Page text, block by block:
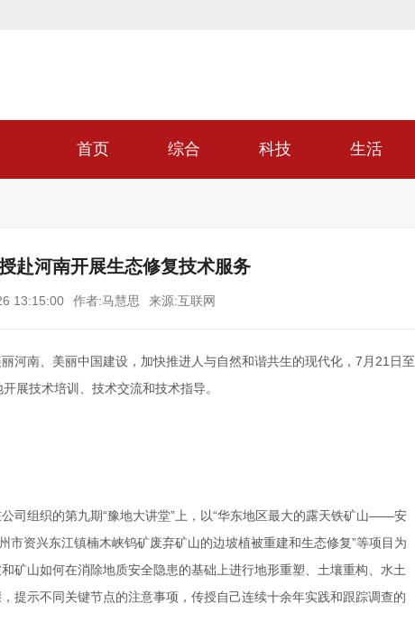
首页 综合 科技 生活
赴河南开展生态修复技术服务
13:15:00 作者:马慧思 来源:互联网
河南、美丽中国建设，加快推进人与自然和谐共生的现代化，7月21日至
展技术培训、技术交流和技术指导。
司组织的第九期“豫地大讲堂”上，以“华东地区最大的露天铁矿山——安
市资兴东江镇楠木峡钨矿废弃矿山的边坡植被重建和生态修复”等项目为
矿山如何在消除地质安全隐患的基础上进行地形重塑、土壤重构、水土
提示不同关键节点的注意事项，传授自己连续十余年实践和跟踪调查的